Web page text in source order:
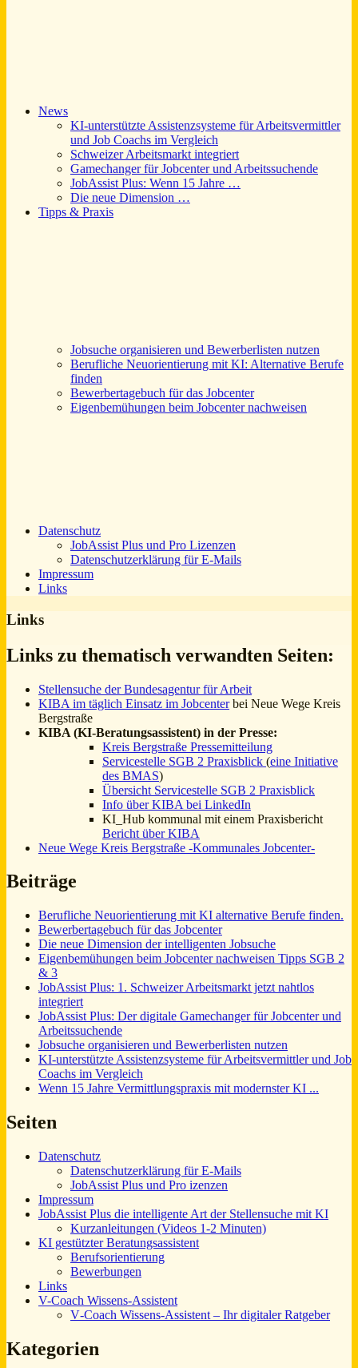
News
KI-unterstützte Assistenzsysteme für Arbeitsvermittler
und Job Coachs im Vergleich
Schweizer Arbeitsmarkt integriert
Gamechanger für Jobcenter und Arbeitssuchende
JobAssist Plus: Wenn 15 Jahre …
Die neue Dimension …
Tipps & Praxis
Jobsuche organisieren und Bewerberlisten nutzen
Berufliche Neuorientierung mit KI: Alternative Berufe
finden
Bewerbertagebuch für das Jobcenter
Eigenbemühungen beim Jobcenter nachweisen
Datenschutz
JobAssist Plus und Pro Lizenzen
Datenschutzerklärung für E-Mails
Impressum
Links
Links
Links zu thematisch verwandten Seiten:
Stellensuche der Bundesagentur für Arbeit
KIBA im täglich Einsatz im Jobcenterbei Neue Wege Kreis
Bergstraße
KIBA (KI-Beratungsassistent) in der Presse:
Kreis Bergstraße Pressemitteilung
Servicestelle SGB 2 Praxisblick (eine Initiative
des BMAS)
Übersicht Servicestelle SGB 2 Praxisblick
Info über KIBA bei LinkedIn
KI_Hub kommunal mit einem Praxisbericht
Bericht über KIBA
Neue Wege Kreis Bergstraße -Kommunales Jobcenter-
Beiträge
Berufliche Neuorientierung mit KI alternative Berufe finden.
Bewerbertagebuch für das Jobcenter
Die neue Dimension der intelligenten Jobsuche
Eigenbemühungen beim Jobcenter nachweisen Tipps SGB 2
& 3
JobAssist Plus: 1. Schweizer Arbeitsmarkt jetzt nahtlos
integriert
JobAssist Plus: Der digitale Gamechanger für Jobcenter und
Arbeitssuchende
Jobsuche organisieren und Bewerberlisten nutzen
KI-unterstützte Assistenzsysteme für Arbeitsvermittler und Job
Coachs im Vergleich
Wenn 15 Jahre Vermittlungspraxis mit modernster KI ...
Seiten
Datenschutz
Datenschutzerklärung für E-Mails
JobAssist Plus und Pro izenzen
Impressum
JobAssist Plus die intelligente Art der Stellensuche mit KI
Kurzanleitungen (Videos 1-2 Minuten)
KI gestützter Beratungsassistent
Berufsorientierung
Bewerbungen
Links
V-Coach Wissens-Assistent
V‑Coach Wissens‑Assistent – Ihr digitaler Ratgeber
Kategorien